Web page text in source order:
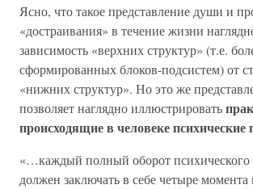
Ясно, что такое представление души и
«достраивания» в течение жизни
зависимость «верхних структур» (т.е.
сформированных блоков-подсистем) от
«нижних структур». Но это же
позволяет наглядно иллюстрировать
происходящие в человеке психические
«…каждый полный оборот психического
должен заключать в себе четыре